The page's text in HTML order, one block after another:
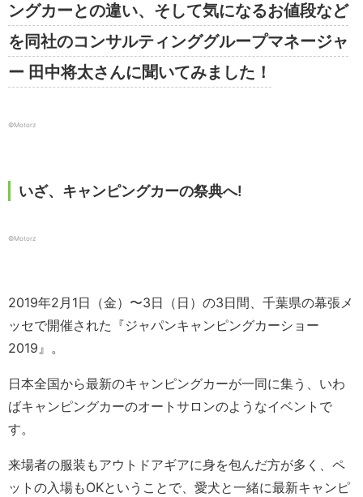
ングカーとの違い、そして気になるお値段など
を同社のコンサルティンググループマネージャ
ー 田中将太さんに聞いてみました！
©️Motorz
いざ、キャンピングカーの祭典へ!
©️Motorz
2019年2月1日（金）〜3日（日）の3日間、千葉県の幕張メ
ッセで開催された『ジャパンキャンピングカーショー
2019』。
日本全国から最新のキャンピングカーが一同に集う、いわ
ばキャンピングカーのオートサロンのようなイベントで
す。
来場者の服装もアウトドアギアに身を包んだ方が多く、ペ
ットの入場もOKということで、愛犬と一緒に最新キャンピ